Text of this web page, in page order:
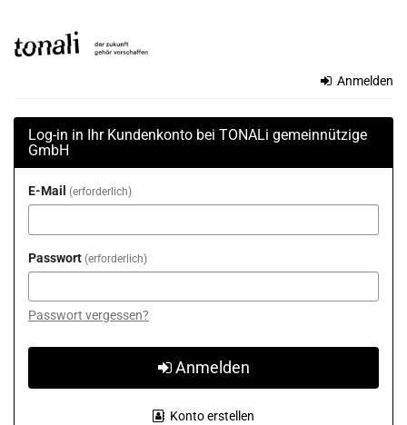
Haupt-
Inhalt
TONALi
GmbH
Anmelden
Log-in in Ihr Kundenkonto bei TONALi gemeinnützige
GmbH
E-Mail erforderlich
Passwort erforderlich
Passwort vergessen?
Anmelden
Konto erstellen